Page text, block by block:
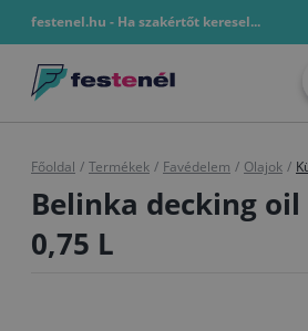
festenel.hu - Ha szakértőt keresel...
Főoldal / Termékek / Favédelem / Olajok /
Belinka decking
0,75 L